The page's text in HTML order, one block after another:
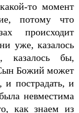
то момент
потому что
происходит
уже, казалось
казалось бы,
Божий может
и пострадать, и
невместима
как знаем из